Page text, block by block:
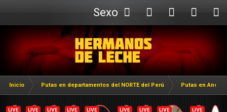
Sexo
Webcam
Inicio Putas en departamentos del NORTE del Perú Putas en